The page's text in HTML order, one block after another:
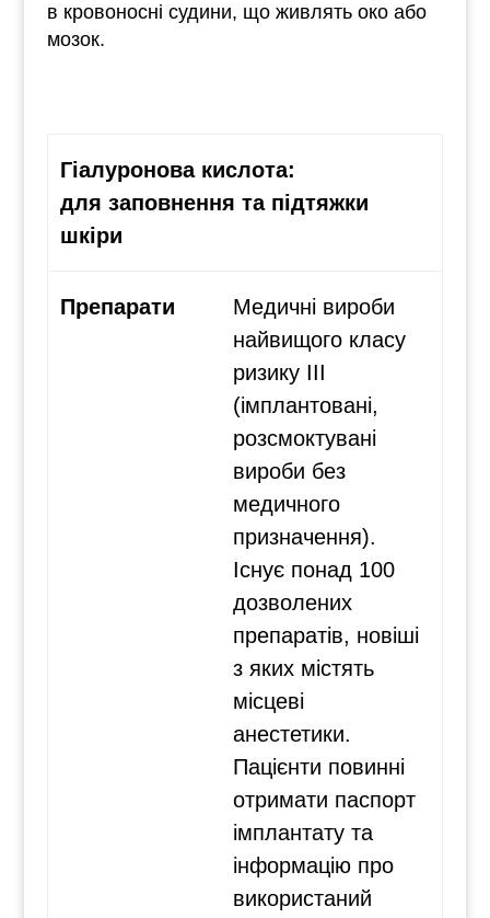
в кровоносні судини, що живлять око або
мозок.
Гіалуронова кислота:
для заповнення та підтяжки
шкіри
Препарати
Медичні вироби
найвищого класу
ризику III
(імплантовані,
розсмоктувані
вироби без
медичного
призначення).
Існує понад 100
дозволених
препаратів, новіші
з яких містять
місцеві
анестетики.
Пацієнти повинні
отримати паспорт
імплантату та
інформацію про
використаний